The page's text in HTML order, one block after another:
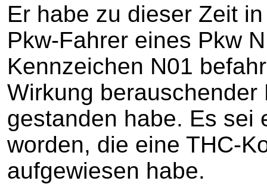
Er habe zu dieser Zeit
Pkw-Fahrer eines Pkw
Kennzeichen N01
Wirkung
gestanden habe. Es sei
worden, die eine THC-
aufgewiesen habe.